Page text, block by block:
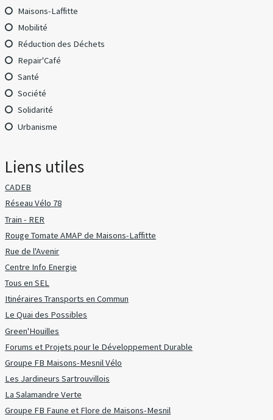
Maisons-Laffitte
Mobilité
Réduction des Déchets
Repair'Café
Santé
Société
Solidarité
Urbanisme
Liens utiles
CADEB
Réseau Vélo 78
Train - RER
Rouge Tomate AMAP de Maisons-Laffitte
Rue de l'Avenir
Centre Info Energie
Tous en SEL
Itinéraires Transports en Commun
Le Quai des Possibles
Green'Houilles
Forums et Projets pour le Développement Durable
Groupe FB Maisons-Mesnil Vélo
Les Jardineurs Sartrouvillois
La Salamandre Verte
Groupe FB Faune et Flore de Maisons-Mesnil